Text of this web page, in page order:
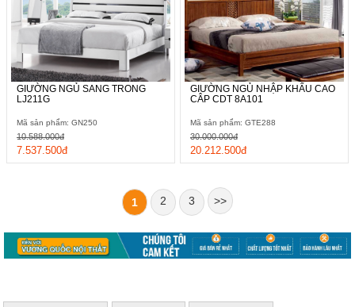
GIƯỜNG NGỦ SANG TRONG
LJ211G
Mã sản phẩm: GN250
7.537.500đ
10.588.000đ
GIƯỜNG NGỦ NHẬP KHẨU CAO
CÂP CDT 8A101
Mã sản phẩm: GTE288
20.212.500đ
30.000.000đ
1 2 3 >>